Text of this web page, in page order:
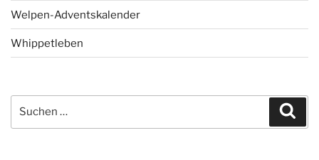
Welpen-Adventskalender
Whippetleben
nach: